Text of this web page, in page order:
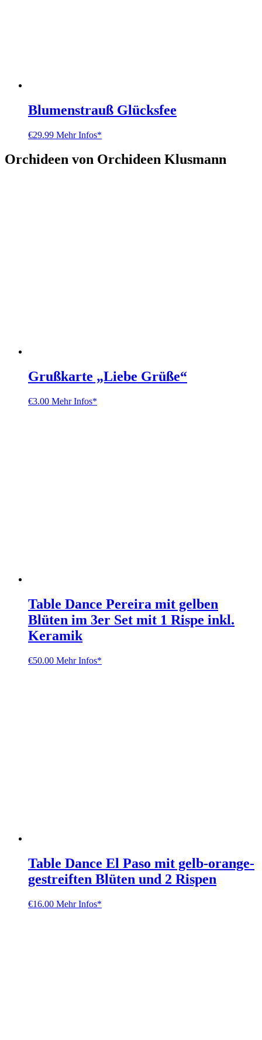
Blumenstrauß Glücksfee
€29.99 Mehr Infos*
Orchideen von Orchideen Klusmann
Grußkarte „Liebe Grüße“
€3.00 Mehr Infos*
Table Dance Pereira mit gelben
Blüten im 3er Set mit 1 Rispe inkl.
Keramik
€50.00 Mehr Infos*
Table Dance El Paso mit gelb-orange-
gestreiften Blüten und 2 Rispen
€16.00 Mehr Infos*